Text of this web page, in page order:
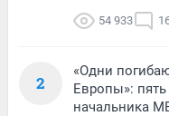
54 933
2
«Одни
Европы»: пять
начальника